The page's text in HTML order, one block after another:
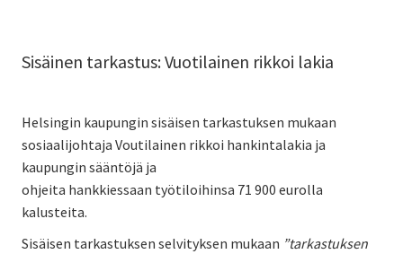
Sisäinen tarkastus: Vuotilainen rikkoi lakia
Helsingin kaupungin sisäisen tarkastuksen mukaan
sosiaalijohtaja Voutilainen rikkoi hankintalakia ja
kaupungin sääntöjä ja
ohjeita hankkiessaan työtiloihinsa 71 900 eurolla
kalusteita.
Sisäisen tarkastuksen selvityksen mukaan ”tarkastuksen